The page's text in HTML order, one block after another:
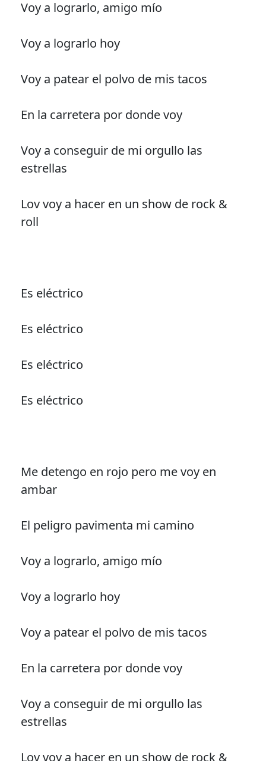
Voy a lograrlo, amigo mío
Voy a lograrlo hoy
Voy a patear el polvo de mis tacos
En la carretera por donde voy
Voy a conseguir de mi orgullo las
estrellas
Lov voy a hacer en un show de rock &
roll
Es eléctrico
Es eléctrico
Es eléctrico
Es eléctrico
Me detengo en rojo pero me voy en
ambar
El peligro pavimenta mi camino
Voy a lograrlo, amigo mío
Voy a lograrlo hoy
Voy a patear el polvo de mis tacos
En la carretera por donde voy
Voy a conseguir de mi orgullo las
estrellas
Lov voy a hacer en un show de rock &